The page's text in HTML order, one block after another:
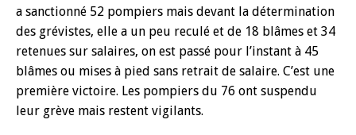
a sanctionné 52 pompiers mais devant la détermination
des grévistes, elle a un peu reculé et de 18 blâmes et 34
retenues sur salaires, on est passé pour l’instant à 45
blâmes ou mises à pied sans retrait de salaire. C’est une
première victoire. Les pompiers du 76 ont suspendu
leur grève mais restent vigilants.